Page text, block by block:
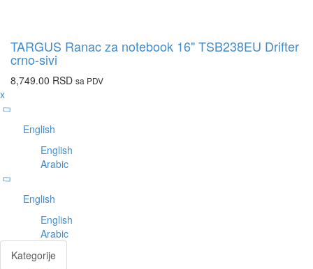
TARGUS Ranac za notebook 16" TSB238EU Drifter
crno-sivi
8,749.00 RSD sa PDV
x
English
English
Arabic
English
English
Arabic
Kategorije